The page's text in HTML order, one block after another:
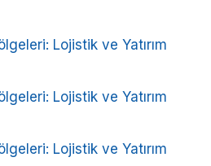
Lojistik ve Yatırım
Lojistik ve Yatırım
Lojistik ve Yatırım